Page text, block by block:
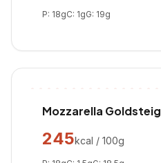
P: 18gC: 1gG: 19g
Mozzarella Goldsteig
245kcal / 100g